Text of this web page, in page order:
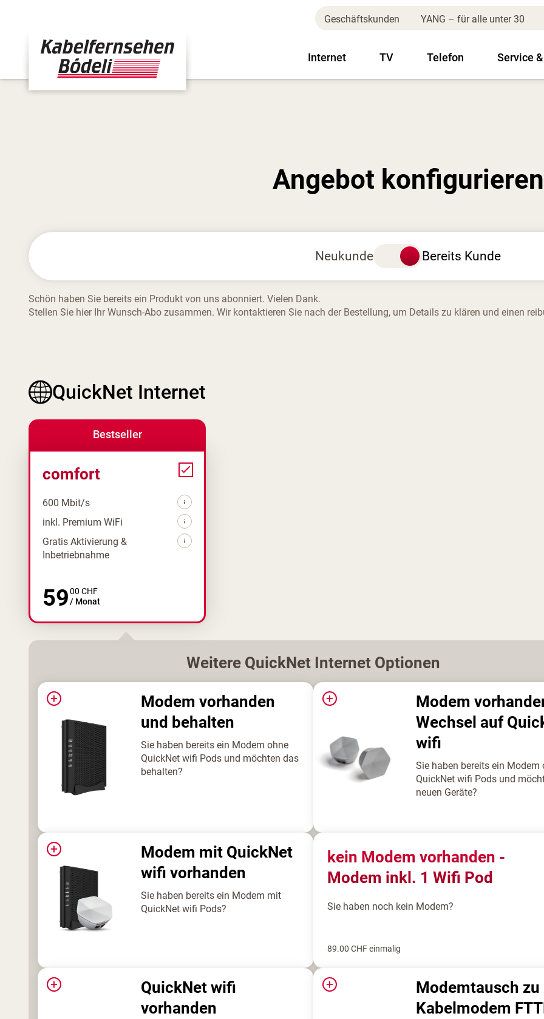
Geschäftskunden YANG – für alle unter 30
Internet TV Telefon Service
Angebot konfigurieren
Neukunde Bereits Kunde
Schön haben Sie bereits ein Produkt von uns abonniert. Vielen Dank.
Stellen Sie hier Ihr Wunsch-Abo zusammen. Wir kontaktieren Sie nach der Bestellung, um Details zu klären und einen
QuickNet Internet
Bestseller
comfort
600 Mbit/s
inkl. Premium WiFi
Gratis Aktivierung &
Inbetriebnahme
5900 CHF
/ Monat
Weitere QuickNet InternetOptionen
+
Modem vorhanden
und behalten
Sie haben bereits ein Modem ohne
QuickNet wifi Pods und möchten das
behalten?
+
Modem
Wechsel auf
wifi
Sie haben bereits ein Modem
QuickNet wifi Pods und
neuen Geräte?
+
Modem mit QuickNet
wifi vorhanden
Sie haben bereits ein Modem mit
QuickNet wifi Pods?
kein Modem vorhanden -
Modem inkl. 1 Wifi Pod
Sie haben noch kein Modem?
89.00 CHFeinmalig
+
QuickNet wifi
vorhanden
+
Modemtausch zu
Kabelmodem